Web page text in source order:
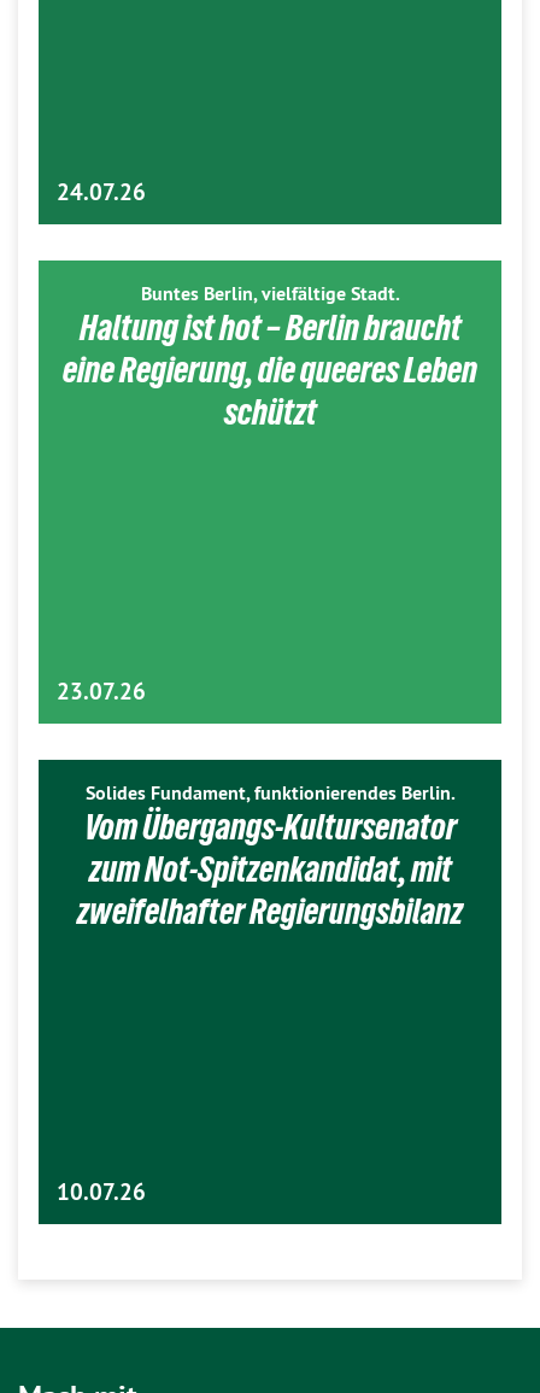
24.07.26
Buntes Berlin, vielfältige Stadt.
Haltung ist hot – Berlin braucht
eine Regierung, die queeres Leben
schützt
23.07.26
Solides Fundament, funktionierendes Berlin.
Vom Übergangs-Kultursenator
zum Not-Spitzenkandidat, mit
zweifelhafter Regierungsbilanz
10.07.26